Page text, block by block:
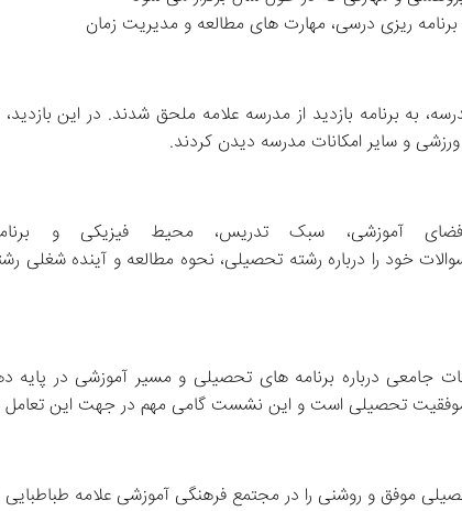
زمان
این جلسه توجیهی فرصتی ارزشمند بود تا والدین و دانش‌ آموزان اطلاعات جامعی درباره برنامه‌ های